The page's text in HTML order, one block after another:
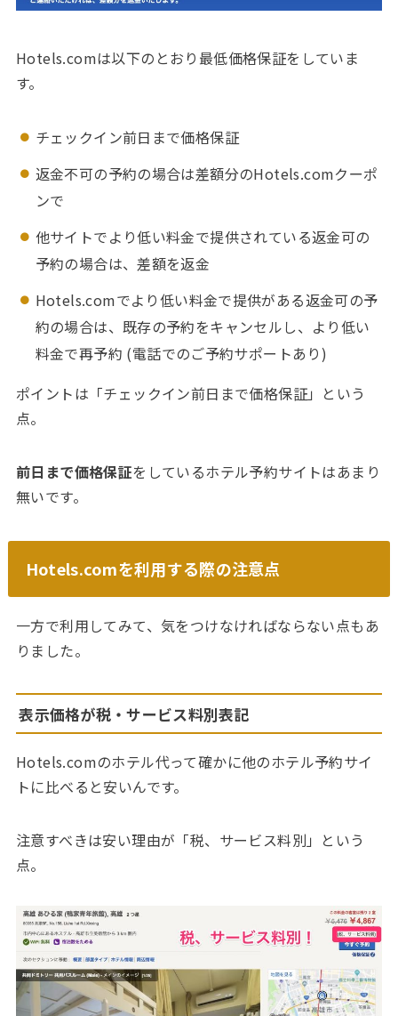
Hotels.comは以下のとおり最低価格保証をしていま
す。
チェックイン前日まで価格保証
返金不可の予約の場合は差額分のHotels.comクーポ
ンで
他サイトでより低い料金で提供されている返金可の
予約の場合は、差額を返金
Hotels.comでより低い料金で提供がある返金可の予
約の場合は、既存の予約をキャンセルし、より低い
料金で再予約 (電話でのご予約サポートあり)
ポイントは「チェックイン前日まで価格保証」という
点。
前日まで価格保証をしているホテル予約サイトはあまり
無いです。
Hotels.comを利用する際の注意点
一方で利用してみて、気をつけなければならない点もあ
りました。
表示価格が税・サービス料別表記
Hotels.comのホテル代って確かに他のホテル予約サイ
トに比べると安いんです。
注意すべきは安い理由が「税、サービス料別」という
点。